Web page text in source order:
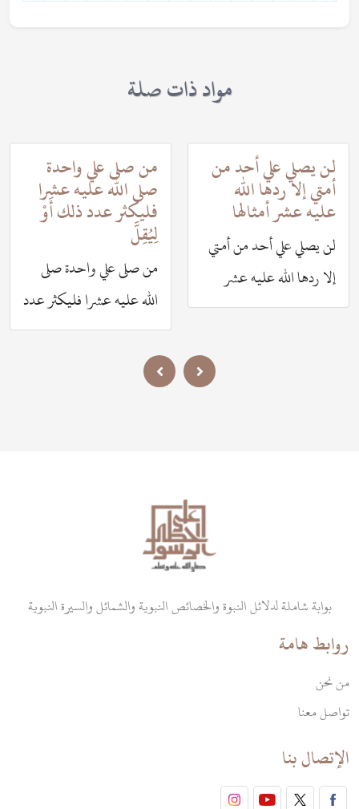
مواد ذات صلة
لن يصلي علي أحد من
أمتي إلا ردها الله
عليه عشر أمثالها
لن يصلي علي أحد من أمتي
إلا ردها الله عليه عشر
أمثالها
من صلى علي واحدة
صلى الله عليه عشرا
فليكثر عدد ذلك أَوْ
لِيُقِلَّ
من صلى علي واحدة صلى
الله عليه عشرا فليكثر عدد
ذلك أو ليقل
بوابة شاملة لدلائل النبوة والخصائص النبوية والشمائل والسيرة النبوية
روابط هامة
من نحن
تواصل معنا
الإتصال بنا